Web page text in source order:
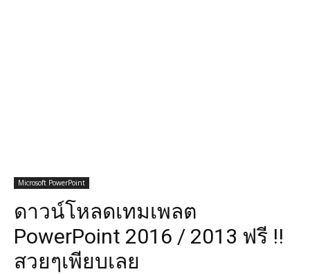
Microsoft PowerPoint
ดาวน์โหลดเทมเพลต
PowerPoint 2016 / 2013 ฟรี !!
สวยๆเพียบเลย